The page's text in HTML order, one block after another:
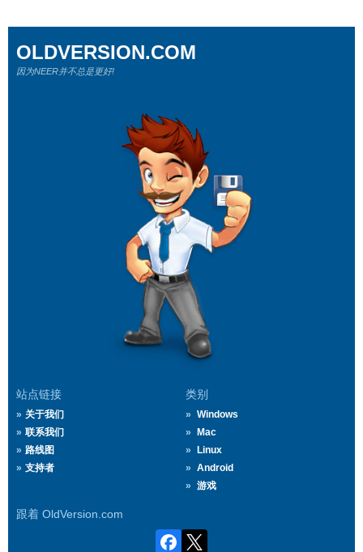
站点链接
关于我们
联系我们
路线图
支持者
类别
Windows
Mac
Linux
Android
游戏
跟着 OldVersion.com
OLDVERSION.COM
因为NEER并不总是更好!